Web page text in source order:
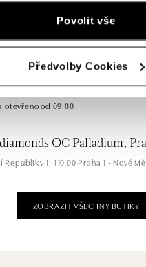
Povolit vše
Předvolby Cookies
otevřeno od 09:00
OC Olympia, Brno
otevřeno od 09:00
OC Palladium,
Republiky 1, 110 00 Praha 1 - Nové
otevřeno od 09:00
ZOBRAZIT VŠECHNY BUTIKY